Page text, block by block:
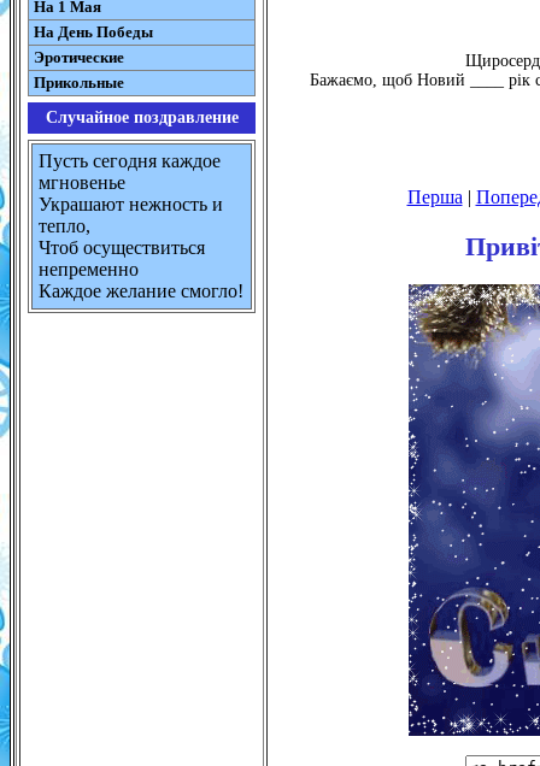
На 1 Мая
На День Победы
Эротические
Прикольные
Случайное поздравление
Пусть сегодня каждое
мгновенье
Украшают нежность и
тепло,
Чтоб осуществиться
непременно
Каждое желание смогло!
Бажаємо, щоб Новий ____ рік
Перша|